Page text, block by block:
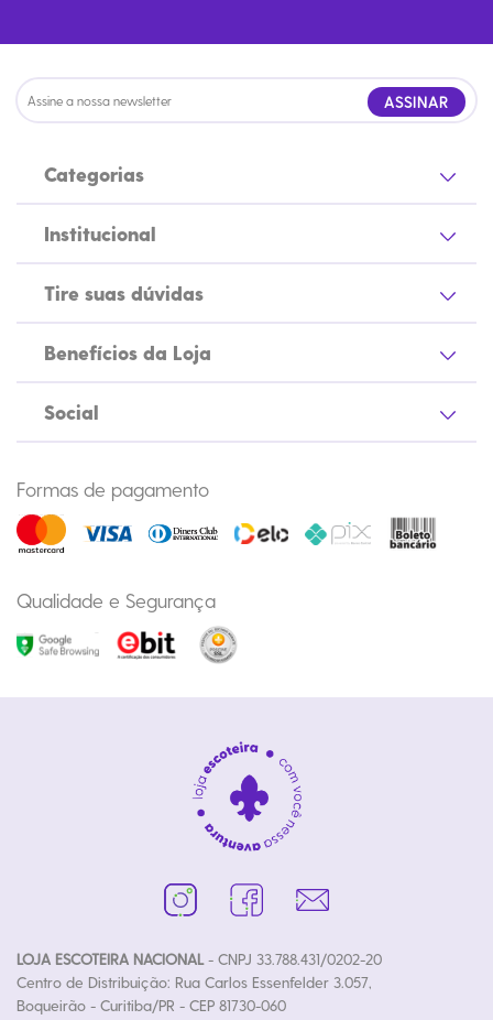
ASSINAR
Categorias
Institucional
Tire suas dúvidas
Benefícios da Loja
Social
Formas de pagamento
Qualidade e Segurança
LOJA ESCOTEIRA NACIONAL- CNPJ 33.788.431/0202-20
Centro de Distribuição: Rua Carlos Essenfelder 3.057,
Boqueirão - Curitiba/PR - CEP 81730-060